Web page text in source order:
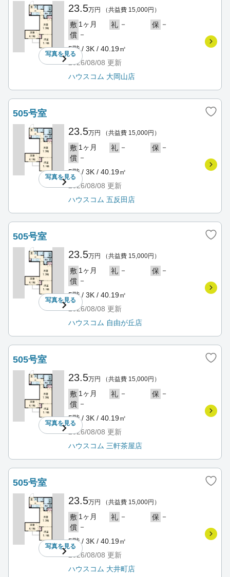
写真を見る
23.5万円 （共益費 15,000円）
敷 1ヶ月 礼 － 保 －
償 －
5階 / 3K / 40.19㎡
2026/08/08 更新
ハウスコム 大岡山店
505号室
写真を見る
23.5万円 （共益費 15,000円）
敷 1ヶ月 礼 － 保 －
償 －
5階 / 3K / 40.19㎡
2026/08/08 更新
ハウスコム 五反田店
505号室
写真を見る
23.5万円 （共益費 15,000円）
敷 1ヶ月 礼 － 保 －
償 －
5階 / 3K / 40.19㎡
2026/08/08 更新
ハウスコム 自由が丘店
505号室
写真を見る
23.5万円 （共益費 15,000円）
敷 1ヶ月 礼 － 保 －
償 －
5階 / 3K / 40.19㎡
2026/08/08 更新
ハウスコム 三軒茶屋店
505号室
写真を見る
23.5万円 （共益費 15,000円）
敷 1ヶ月 礼 － 保 －
償 －
5階 / 3K / 40.19㎡
2026/08/08 更新
ハウスコム 大井町店